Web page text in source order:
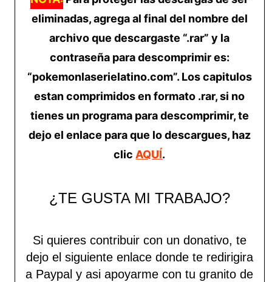
eliminadas, agrega al final del nombre del
archivo que descargaste “.rar” y la
contraseña para descomprimir es:
“pokemonlaserielatino.com”. Los capitulos
estan comprimidos en formato .rar, si no
tienes un programa para descomprimir, te
dejo el enlace para que lo descargues, haz
clicAQUÍ.
¿TE GUSTA MI TRABAJO?
Si quieres contribuir con un donativo, te
dejo el siguiente enlace donde te redirigira
a Paypal y asi apoyarme con tu granito de